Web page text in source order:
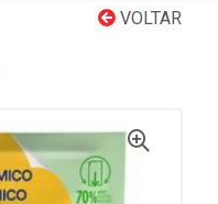
VOLTAR